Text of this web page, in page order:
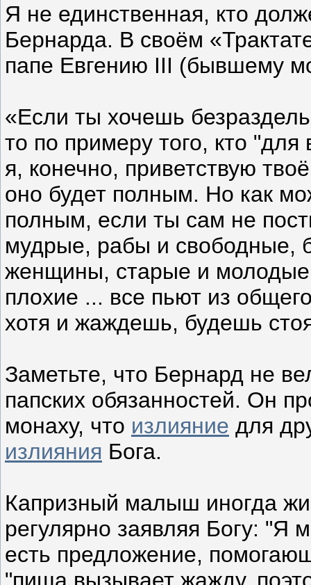
Я не единственная, кто
Бернарда. В своём
папе Евгению III (бывшему
«Если ты хочешь
то по примеру того, кто
я, конечно, приветствую
оно будет полным. Но как
полным, если ты сам не
мудрые, рабы и свободные,
женщины, старые и
плохие ... все пьют из
хотя и жаждешь, будешь
Заметьте, что Бернард не
папских обязанностей. Он
монаху, что излияние для
излияния Бога.
Капризный малыш иногда
регулярно заявляя Богу: "Я
есть предложение,
"пища вызывает жажду,